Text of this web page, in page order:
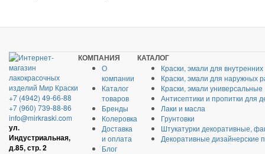
+7 (4942) 49-66-88
+7 (960) 739-88-86
info@mirkraski.com
ул.
Индустриальная,
д.85, стр. 2
КОМПАНИЯ
О
компании
Каталог
товаров
Бренды
Колеровка
Доставка
и оплата
Блог
КАТАЛОГ
Краски, эмали для
Краски, эмали для наружных
Краски, эмали универсальные
Антисептики и пропитки для
Лаки и масла
Грунтовки
Штукатурки декоративные,
Декоративные дизайнерские